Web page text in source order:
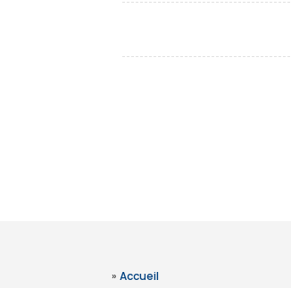
» Accueil